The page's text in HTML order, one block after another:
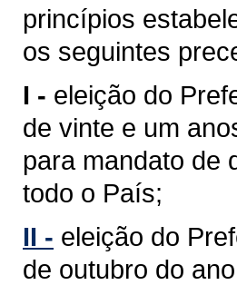
princípios
os seguintes
I - eleição do
de vinte e um
para mandato de
todo o País;
II - eleição do
de outubro do